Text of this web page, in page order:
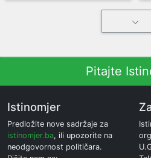
Pitajte
Istinomjer
Predložite nove sadržaje za
istinomjer.ba, ili upozorite na
neodgovornost političara.